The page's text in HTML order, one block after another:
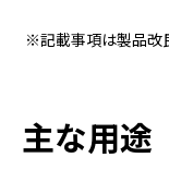
※記載事項は製品改
主な用途